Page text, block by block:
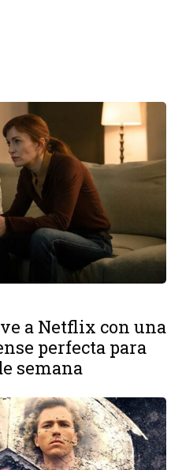
a Netflix con una
perfecta para
semana